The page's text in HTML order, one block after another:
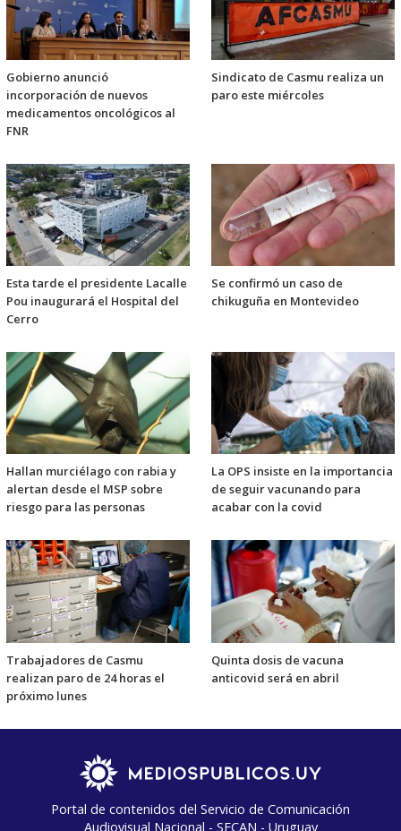
Gobierno anunció
incorporación de nuevos
medicamentos oncológicos al
FNR
Sindicato de Casmu realiza un
paro este miércoles
Esta tarde el presidente Lacalle
Pou inaugurará el Hospital del
Cerro
Se confirmó un caso de
chikuguña en Montevideo
Hallan murciélago con rabia y
alertan desde el MSP sobre
riesgo para las personas
La OPS insiste en la importancia
de seguir vacunando para
acabar con la covid
Trabajadores de Casmu
realizan paro de 24 horas el
próximo lunes
Quinta dosis de vacuna
anticovid será en abril
Portal de contenidos del Servicio de Comunicación
Audiovisual Nacional - SECAN - Uruguay